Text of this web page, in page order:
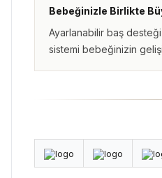
Bebeğinizle Birlikte
Ayarlanabilir baş
sistemi bebeğinizin